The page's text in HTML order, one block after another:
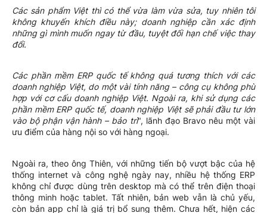
Các sản phẩm Việt thì có thể vừa làm vừa sửa, tuy nhiên tôi
không khuyến khích điều này; doanh nghiệp cần xác định
những gì mình muốn ngay từ đầu, tuyệt đối hạn chế việc thay
đổi.
Các phần mềm ERP quốc tế không quá tương thích với các
doanh nghiệp Việt, do một vài tính năng – công cụ không phù
hợp với cơ cấu doanh nghiệp Việt. Ngoài ra, khi sử dụng các
phần mềm ERP quốc tế, doanh nghiệp Việt sẽ phải đầu tư lớn
vào bộ phận vận hành – bảo trì", lãnh đạo Bravo nêu một vài
ưu điểm của hàng nội so với hàng ngoại.
Ngoài ra, theo ông Thiên, với những tiến bộ vượt bậc của hệ
thống internet và công nghệ ngày nay, nhiều hệ thống ERP
không chỉ được dùng trên desktop mà có thể trên điện thoại
thông minh hoặc tablet. Tất nhiên, bản web vẫn là chủ yếu,
còn bản app chỉ là giá trị bổ sung thêm. Chưa hết, hiện các